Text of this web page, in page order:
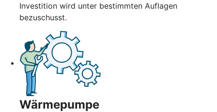
Investition wird unter bestimmten Auflagen
bezuschusst.
Wärmepumpe